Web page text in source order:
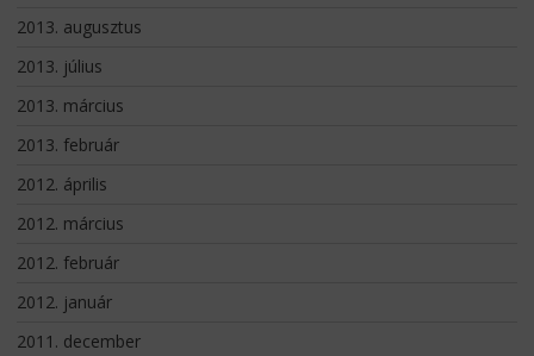
2013. augusztus
2013. július
2013. március
2013. február
2012. április
2012. március
2012. február
2012. január
2011. december